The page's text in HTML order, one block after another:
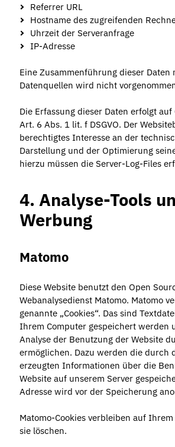
Referrer URL
Hostname des zugreifenden
Uhrzeit der Serveranfrage
IP-Adresse
Eine Zusammenführung dieser Daten
Datenquellen wird nicht
Die Erfassung dieser Daten erfolgt auf
Art. 6 Abs. 1 lit. f DSGVO. Der
berechtigtes Interesse an der
Darstellung und der Optimierung
hierzu müssen die Server-Log-Files
4. Analyse-Tools
Werbung
Matomo
Diese Website benutzt den Open
Webanalysedienst Matomo. Matomo
genannte „Cookies“. Das sind
Ihrem Computer gespeichert werden
Analyse der Benutzung der Website
ermöglichen. Dazu werden die durch
erzeugten Informationen über die
Website auf unserem Server
Adresse wird vor der Speicherung
Matomo-Cookies verbleiben auf
sie löschen.